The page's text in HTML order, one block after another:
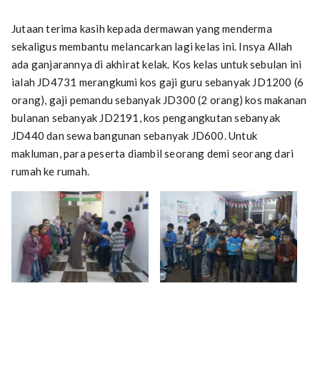
Jutaan terima kasih kepada dermawan yang menderma
sekaligus membantu melancarkan lagi kelas ini. Insya Allah
ada ganjarannya di akhirat kelak. Kos kelas untuk sebulan ini
ialah JD4731 merangkumi kos gaji guru sebanyak JD1200 (6
orang), gaji pemandu sebanyak JD300 (2 orang) kos makanan
bulanan sebanyak JD2191, kos pengangkutan sebanyak
JD440 dan sewa bangunan sebanyak JD600. Untuk
makluman, para peserta diambil seorang demi seorang dari
rumah ke rumah.